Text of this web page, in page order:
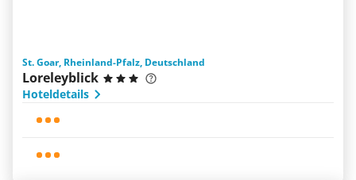
St. Goar, Rheinland-Pfalz, Deutschland
Loreleyblick
Hoteldetails